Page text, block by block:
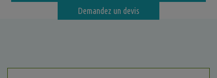
Demandez un devis